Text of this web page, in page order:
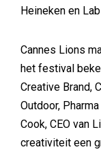
Heineken en
Cannes Lions
het festival
Creative Brand,
Outdoor,
Cook, CEO van
creativiteit een